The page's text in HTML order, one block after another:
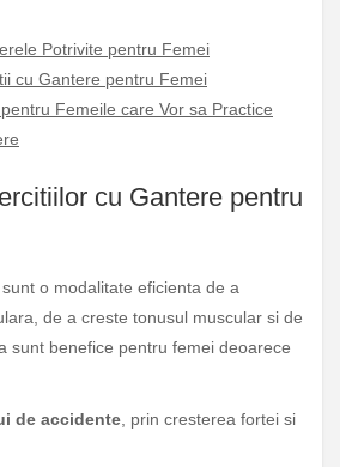
Potrivite pentru Femei
cu Gantere pentru Femei
Femeile care Vor sa Practice
cu Gantere pentru
o modalitate eficienta de a
de a creste tonusul muscular si de
sunt benefice pentru femei deoarece
de accidente , prin cresterea fortei si